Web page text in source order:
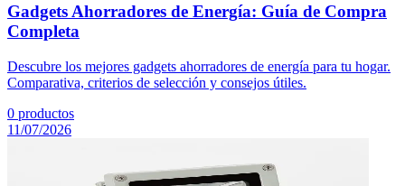
Gadgets Ahorradores de Energía: Guía de Compra
Completa
Descubre los mejores gadgets ahorradores de energía para tu hogar.
Comparativa, criterios de selección y consejos útiles.
0 productos
11/07/2026